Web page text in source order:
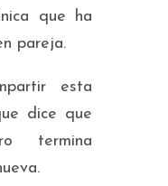
que ha
pareja.
esta
dice que
termina